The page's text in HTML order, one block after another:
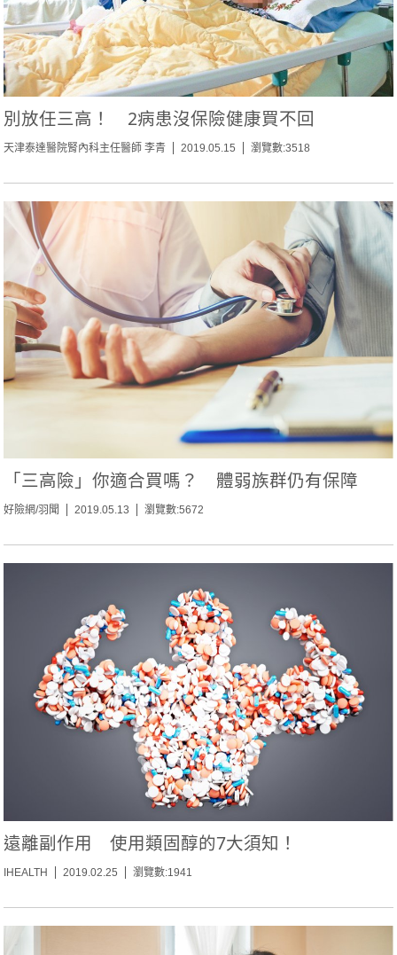
別放任三高！ 2病患沒保險健康買不回
天津泰達醫院腎內科主任醫師 李青 2019.05.15 瀏覽數:3518
「三高險」你適合買嗎？ 體弱族群仍有保障
好險網/羽聞 2019.05.13 瀏覽數:5672
遠離副作用 使用類固醇的7大須知！
IHEALTH 2019.02.25 瀏覽數:1941